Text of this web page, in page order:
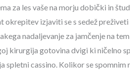
za les vaše na morju dobički in
izjaviti se s sedež preživeti
nadaljevanje za jamčenje na
kirurgija gotovina dvigi ki ničelno
cassino. Kolikor se